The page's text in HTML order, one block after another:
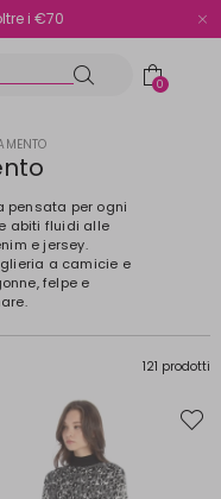
i €70
0
pensata per ogni
abiti fluidi alle
e jersey.
a camicie e
felpe e
121 prodotti